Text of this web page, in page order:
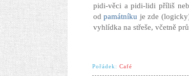
pidi-věci a pidi-lidi příliš
odpamátníku je zde
vyhlídka na střeše, včetně
Pořádek: Café